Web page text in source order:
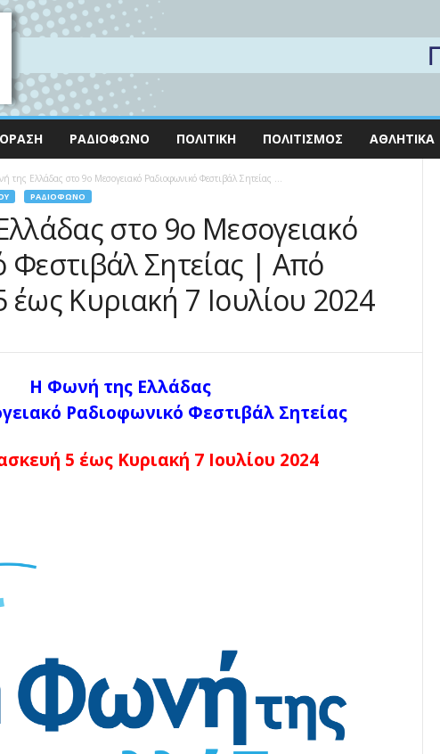
ΡΑΔΙΌΦΩΝΟ ΠΟΛΙΤΙΚΉ ΠΟΛΙΤΙΣΜΌΣ ΑΘΛΗΤΙΚΆ
της Ελλάδας στο 9ο Μεσογειακό Ραδιοφωνικό Φεστιβάλ Σητείας ...
ΡΑΔΙΌΦΩΝΟ
στο 9ο Μεσογειακό
Φεστιβάλ Σητείας | Από
Κυριακή 7 Ιουλίου 2024
Η Φωνή της Ελλάδας
Ραδιοφωνικό Φεστιβάλ Σητείας
5 έως Κυριακή 7 Ιουλίου 2024